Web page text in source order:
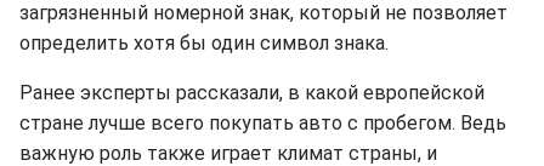
загрязненный номерной знак, который не позволяет
определить хотя бы один символ знака.
Ранее эксперты рассказали, в какой европейской
стране лучше всего покупать авто с пробегом. Ведь
важную роль также играет климат страны, и